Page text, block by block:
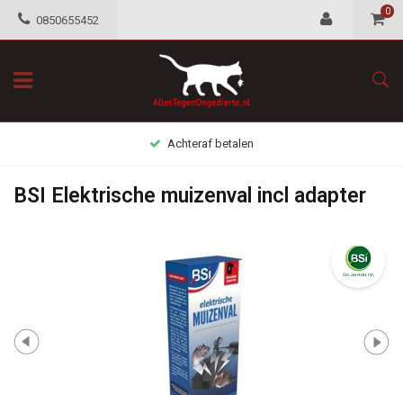
0850655452
0
Achteraf betalen
BSI Elektrische muizenval incl adapter